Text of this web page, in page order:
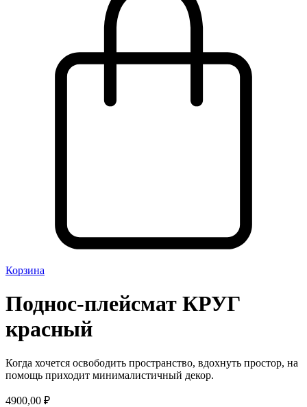
Корзина
Поднос-плейсмат КРУГ
красный
Когда хочется освободить пространство, вдохнуть простор, на
помощь приходит минималистичный декор.
4900,00 ₽